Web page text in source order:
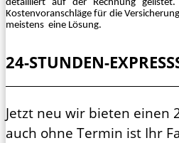
detailliert auf der Rechnung
Kostenvoranschläge für die
meistens eine Lösung.
24-STUNDEN-
Jetzt neu wir bieten einen
auch ohne Termin ist Ihr